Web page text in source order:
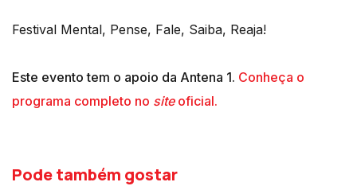
Festival Mental, Pense, Fale, Saiba, Reaja!
Este evento tem o apoio da Antena 1. Conheça o
programa completo no siteoficial.
Pode também gostar